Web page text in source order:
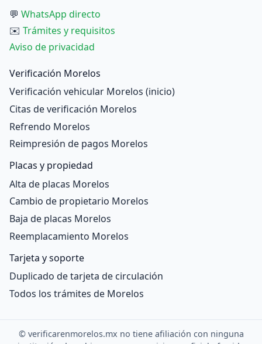
💬 WhatsApp directo
✉️ Trámites y requisitos
Aviso de privacidad
Verificación Morelos
Verificación vehicular Morelos (inicio)
Citas de verificación Morelos
Refrendo Morelos
Reimpresión de pagos Morelos
Placas y propiedad
Alta de placas Morelos
Cambio de propietario Morelos
Baja de placas Morelos
Reemplacamiento Morelos
Tarjeta y soporte
Duplicado de tarjeta de circulación
Todos los trámites de Morelos
© verificarenmorelos.mx no tiene afiliación con ninguna